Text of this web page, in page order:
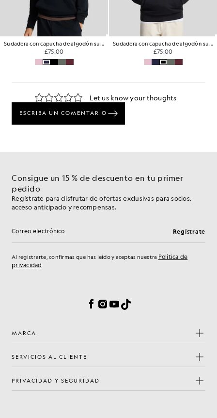
Sudadera con capucha de algodón superfino con tejido de rizo.
£75.00
Sudadera con capucha de algodón superfino con tejido de rizo.
£75.00
Consigue un 15 % de descuento en tu primer
pedido
Regístrate para disfrutar de ofertas exclusivas para socios,
acceso anticipado y recompensas.
Dirección de correo electrónico Regístrate
Al registrarte, confirmas que has leído y aceptas nuestra Política de
privacidad
Facebook
Instagram
YouTube
TikTok
MARCA
SERVICIOS AL CLIENTE
PRIVACIDAD Y SEGURIDAD